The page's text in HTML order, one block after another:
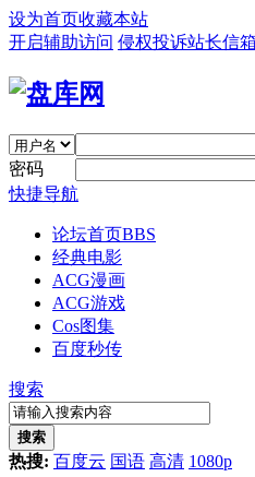
设为首页收藏本站
开启辅助访问 侵权投诉站长信箱
密码
快捷导航
论坛首页BBS
经典电影
ACG漫画
ACG游戏
Cos图集
百度秒传
搜索
搜索
热搜: 百度云 国语 高清 1080p